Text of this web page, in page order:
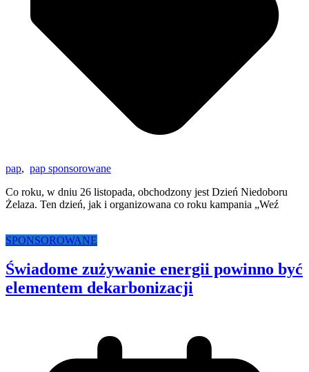
pap, pap sponsorowane
Co roku, w dniu 26 listopada, obchodzony jest Dzień Niedoboru
Żelaza. Ten dzień, jak i organizowana co roku kampania „Weź
SPONSOROWANE
Świadome zużywanie energii powinno być
elementem dekarbonizacji